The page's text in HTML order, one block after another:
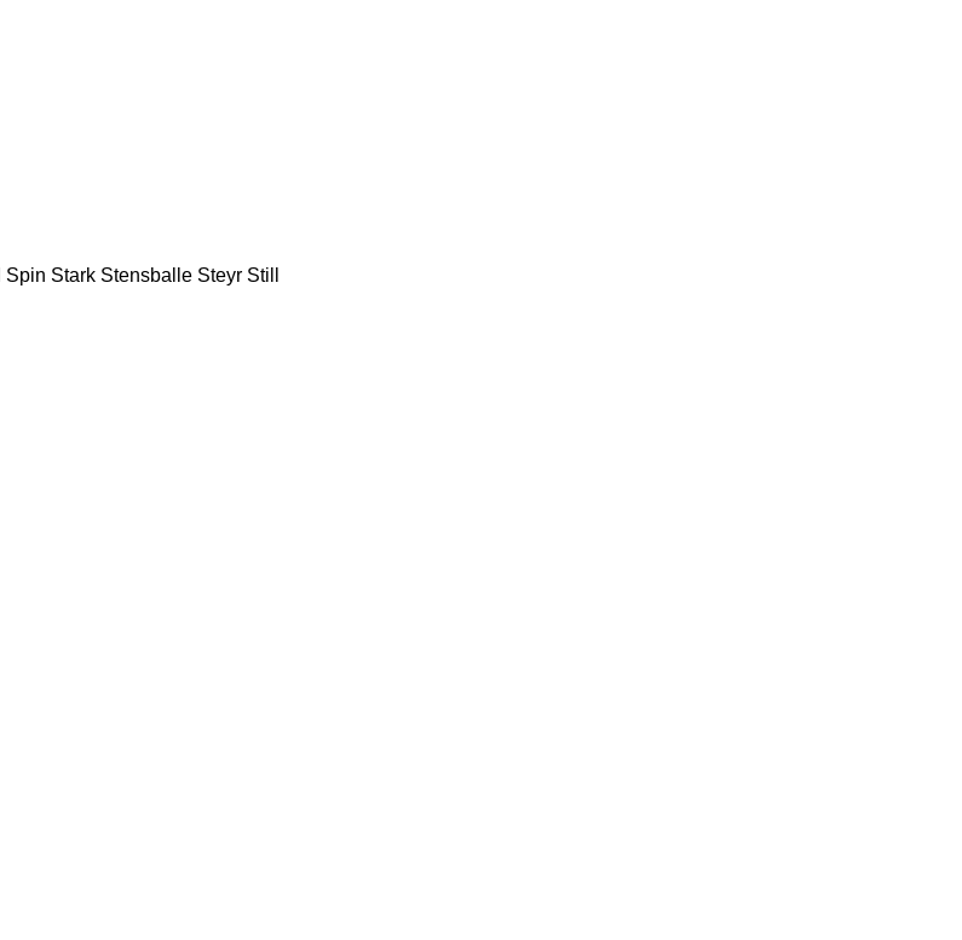
Spin Stark Stensballe Steyr Still